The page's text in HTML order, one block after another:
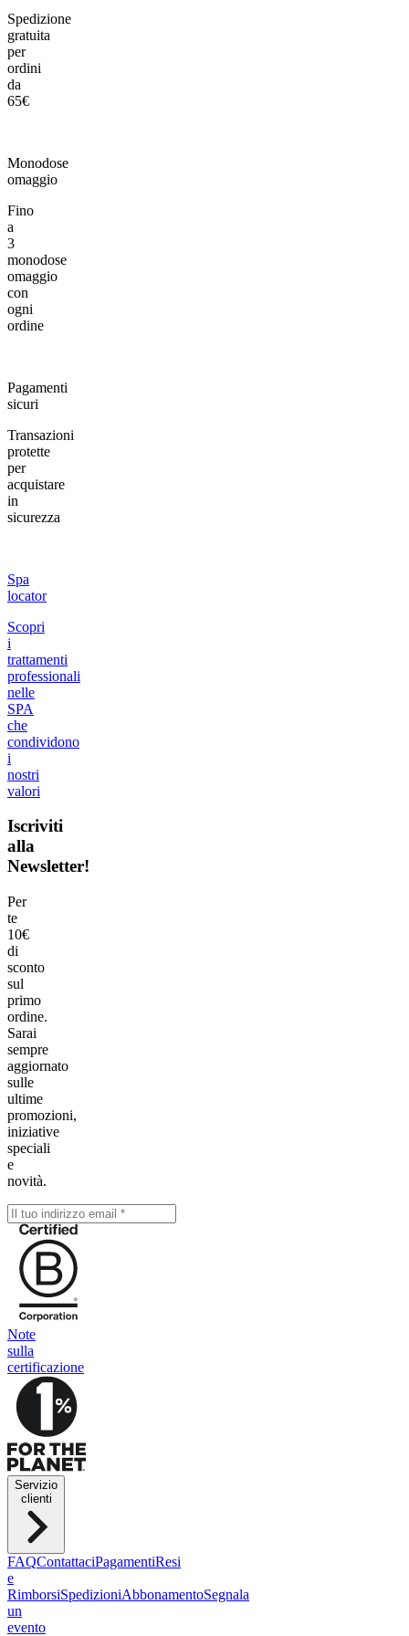
Spedizione
gratuita
per
ordini
da
65€
Monodose
omaggio
Fino
a
3
monodose
omaggio
con
ogni
ordine
Pagamenti
sicuri
Transazioni
protette
per
acquistare
in
sicurezza
Spa
locator
Scopri
i
trattamenti
professionali
nelle
SPA
che
condividono
i
nostri
valori
Iscriviti
alla
Newsletter!
Per
te
10€
di
sconto
sul
primo
ordine.
Sarai
sempre
aggiornato
sulle
ultime
promozioni,
iniziative
speciali
e
novità.
Note
sulla
certificazione
Servizio
clienti
FAQContattaciPagamentiResi
e
RimborsiSpedizioniAbbonamentoSegnala
un
evento